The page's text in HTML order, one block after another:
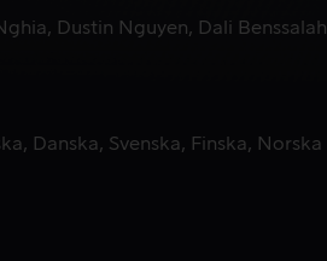
Dustin Nguyen Dali Benssalah
Danska Svenska Finska Norska